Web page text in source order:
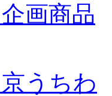
企画商品
京うちわ